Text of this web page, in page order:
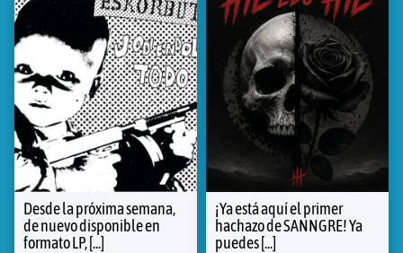
Desde la próxima semana,
de nuevo disponible en
formato LP, [...]
¡Ya está aquí el primer
hachazo de SANNGRE! Ya
puedes [...]